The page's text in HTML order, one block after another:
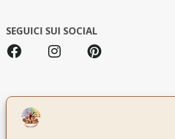
SEGUICI SUI SOCIAL